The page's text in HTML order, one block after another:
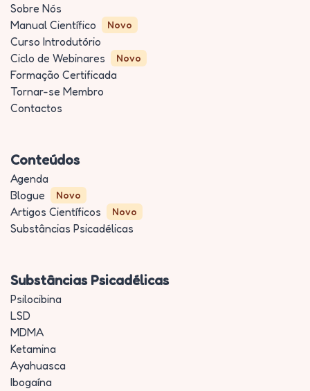
Sobre Nós
Manual Científico
Novo
Curso Introdutório
Ciclo de Webinares
Novo
Formação Certificada
Tornar-se Membro
Contactos
Conteúdos
Agenda
Blogue
Novo
Artigos Científicos Novo
Substâncias Psicadélicas
Substâncias Psicadélicas
Psilocibina
LSD
MDMA
Ketamina
Ayahuasca
Ibogaína